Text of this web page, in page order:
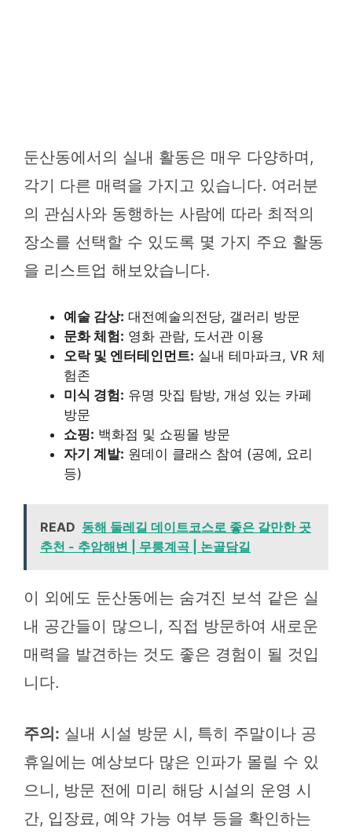
둔산동에서의 실내 활동은 매우 다양하며,
각기 다른 매력을 가지고 있습니다. 여러분
의 관심사와 동행하는 사람에 따라 최적의
장소를 선택할 수 있도록 몇 가지 주요 활동
을 리스트업 해보았습니다.
예술 감상: 대전예술의전당, 갤러리 방문
문화 체험: 영화 관람, 도서관 이용
오락 및 엔터테인먼트: 실내 테마파크, VR 체
험존
미식 경험: 유명 맛집 탐방, 개성 있는 카페
방문
쇼핑: 백화점 및 쇼핑몰 방문
자기 계발: 원데이 클래스 참여 (공예, 요리
등)
READ 동해 둘레길 데이트코스로 좋은 갈만한 곳
추천 - 추암해변 | 무릉계곡 | 논골담길
이 외에도 둔산동에는 숨겨진 보석 같은 실
내 공간들이 많으니, 직접 방문하여 새로운
매력을 발견하는 것도 좋은 경험이 될 것입
니다.
주의: 실내 시설 방문 시, 특히 주말이나 공
휴일에는 예상보다 많은 인파가 몰릴 수 있
으니, 방문 전에 미리 해당 시설의 운영 시
간, 입장료, 예약 가능 여부 등을 확인하는